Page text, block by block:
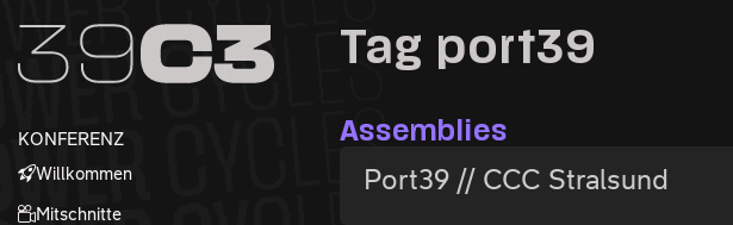
Zum Inhalt
Zum Footer
KONFERENZ
Willkommen
Mitschnitte
Tag port39
Assemblies
Port39 // CCC Stralsund